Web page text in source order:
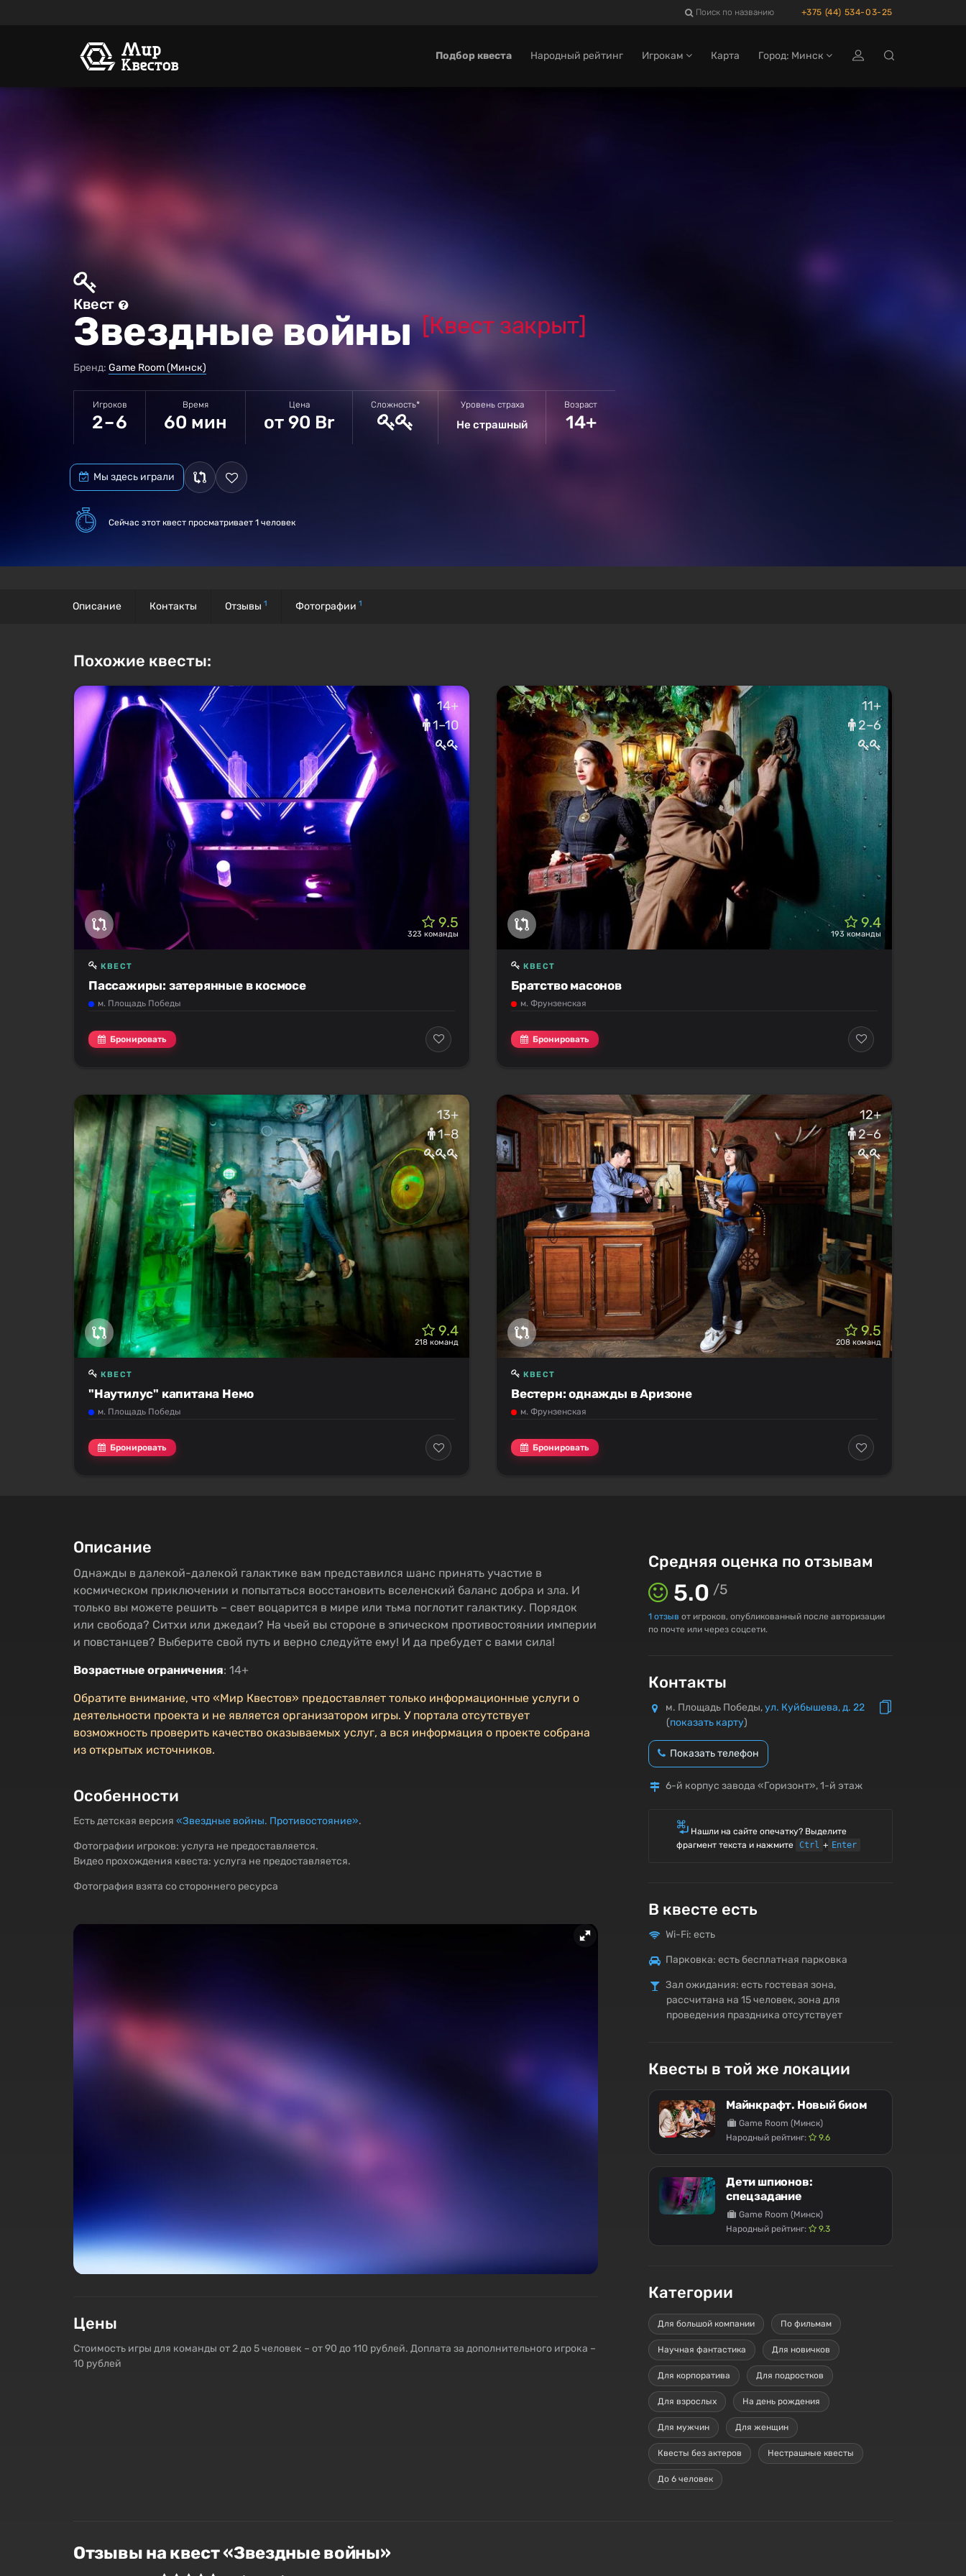
Поиск по названию +375 (44) 534-03-25
Подбор квеста Народный рейтинг Игрокам Карта Город: Минск
Квест
Звездные войны[Квест закрыт]
Бренд: Game Room (Минск)
Игроков
2 – 6
Время
60 мин
Цена
от 90 Br
Сложность* Уровень страха
Не страшный
Возраст
14+
Мы здесь играли
Сейчас этот квест просматривает 1 человек
Описание Контакты Отзывы 1 Фотографии 1
Похожие квесты:
14+
1–10
9.5
323 команды
Пассажиры: затерянные в космосе
КВЕСТ
м. Площадь Победы
Бронировать
11+
2–6
9.4
193 команды
Братство масонов
КВЕСТ
м. Фрунзенская
Бронировать
13+
1–8
9.4
218 команд
"Наутилус" капитана Немо
КВЕСТ
м. Площадь Победы
Бронировать
12+
2–6
9.5
208 команд
Вестерн: однажды в Аризоне
КВЕСТ
м. Фрунзенская
Бронировать
Средняя оценка по отзывам
5.0 /5
1 отзыв от игроков, опубликованный после авторизации
по почте или через соцсети.
Контакты
м. Площадь Победы,ул. Куйбышева, д. 22
(показать карту)
Показать телефон
6-й корпус завода «Горизонт», 1-й этаж
Нашли на сайте опечатку? Выделите
фрагмент текста и нажмите Ctrl + Enter
В квесте есть
Wi-Fi: есть
Парковка: есть бесплатная парковка
Зал ожидания: есть гостевая зона,
рассчитана на 15 человек, зона для
проведения праздника отсутствует
Квесты в той же локации
Майнкрафт. Новый биом
Game Room (Минск)
Народный рейтинг:
9.6
Дети шпионов:
спецзадание
Game Room (Минск)
Народный рейтинг:
9.3
Категории
Для большой компании По фильмам
Научная фантастика Для новичков
Для корпоратива Для подростков
Для взрослых На день рождения
Для мужчин Для женщин
Квесты без актеров Нестрашные квесты
До 6 человек
Описание
Однажды в далекой-далекой галактике вам представился шанс принять участие в
космическом приключении и попытаться восстановить вселенский баланс добра и зла. И
только вы можете решить – свет воцарится в мире или тьма поглотит галактику. Порядок
или свобода? Ситхи или джедаи? На чьей вы стороне в эпическом противостоянии империи
и повстанцев? Выберите свой путь и верно следуйте ему! И да пребудет с вами сила!
Возрастные ограничения: 14+
Обратите внимание, что «Мир Квестов» предоставляет только информационные услуги о
деятельности проекта и не является организатором игры. У портала отсутствует
возможность проверить качество оказываемых услуг, а вся информация о проекте собрана
из открытых источников.
Особенности
Есть детская версия «Звездные войны. Противостояние».
Фотографии игроков: услуга не предоставляется.
Видео прохождения квеста: услуга не предоставляется.
Фотография взята со стороннего ресурса
Цены
Стоимость игры для команды от 2 до 5 человек – от 90 до 110 рублей. Доплата за дополнительного игрока –
10 рублей
Отзывы на квест «Звездные войны»